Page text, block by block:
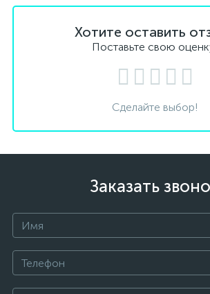
Хотите оставить
Поставьте свою
Сделайте выбор!
Заказать